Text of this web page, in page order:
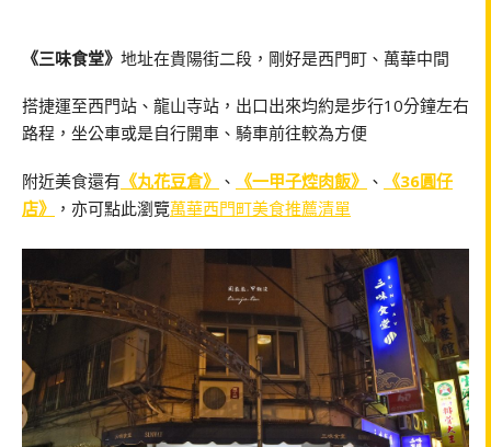
《三味食堂》 地址在貴陽街二段，剛好是西門町、萬華中間
搭捷運至西門站、龍山寺站，出口出來均約是步行10分鐘左右
路程，坐公車或是自行開車、騎車前往較為方便
附近美食還有 《丸花豆倉》 、 《一甲子焢肉飯》 、
《36圓仔
店》
，亦可點此瀏覽萬華西門町美食推薦清單